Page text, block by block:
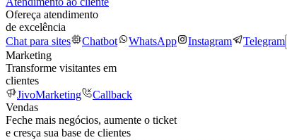
Ofereça atendimento
de excelência
Chat para sites
Chatbot WhatsApp Instagram Telegram
Marketing
Transforme visitantes em
clientes
JivoMarketing
Callback
Vendas
Feche mais negócios, aumente o ticket
e cresça sua base de clientes